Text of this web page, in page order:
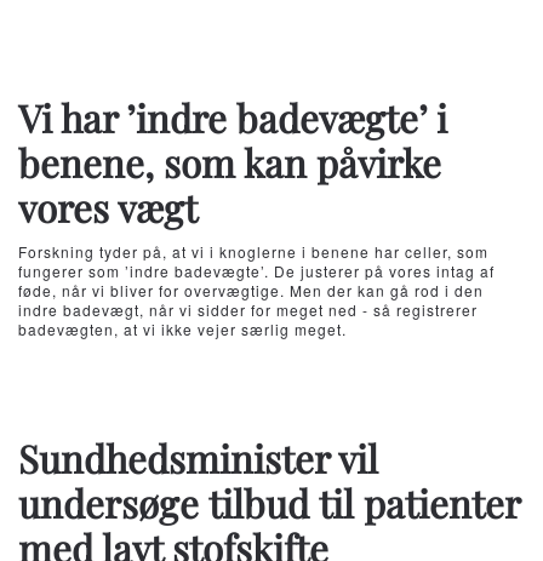
Vi har ’indre badevægte’ i
benene, som kan påvirke
vores vægt
Forskning tyder på, at vi i knoglerne i benene har celler, som
fungerer som ’indre badevægte’. De justerer på vores intag af
føde, når vi bliver for overvægtige. Men der kan gå rod i den
indre badevægt, når vi sidder for meget ned - så registrerer
badevægten, at vi ikke vejer særlig meget.
Sundhedsminister vil
undersøge tilbud til patienter
med lavt stofskifte